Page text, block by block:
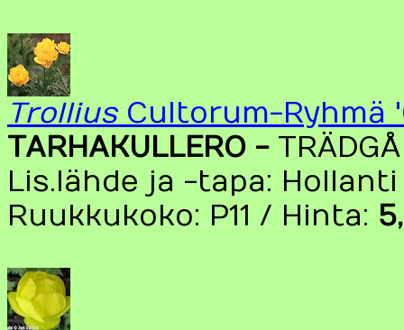
Trollius Cultorum-Ryhmä
TARHAKULLERO -
Lis.lähde ja -tapa:
Ruukkukoko: P11 / Hinta: